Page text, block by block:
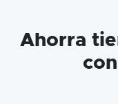
Ahorra